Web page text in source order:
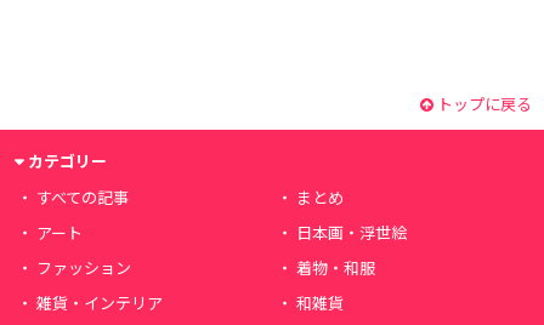
トップに戻る
カテゴリー
すべての記事
まとめ
アート
日本画・浮世絵
ファッション
着物・和服
雑貨・インテリア
和雑貨